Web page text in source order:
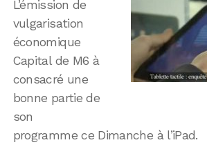
L’émission de
vulgarisation
économique
Capital de M6 à
consacré une
bonne partie de
son
programme ce Dimanche à l’iPad.